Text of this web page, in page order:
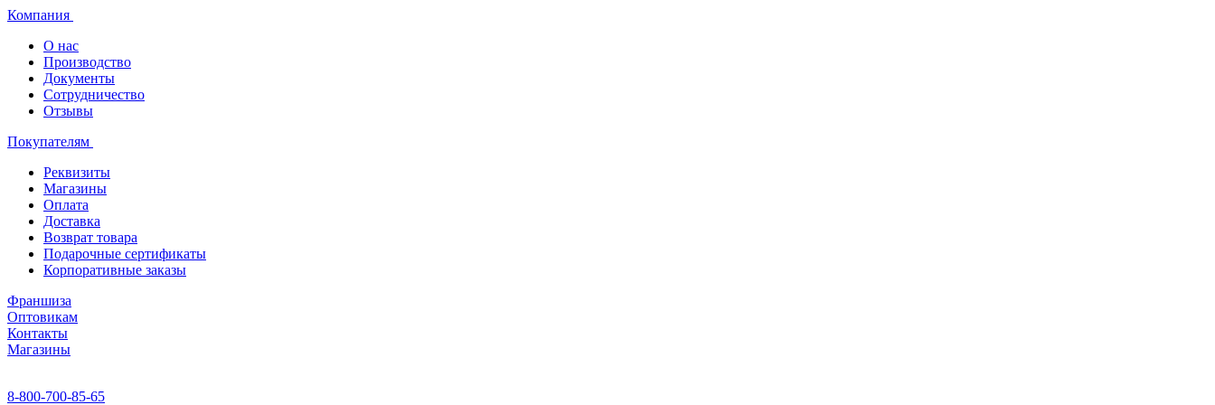
Компания
О нас
Производство
Документы
Сотрудничество
Отзывы
Покупателям
Реквизиты
Магазины
Оплата
Доставка
Возврат товара
Подарочные сертификаты
Корпоративные заказы
Франшиза
Оптовикам
Контакты
Магазины
8-800-700-85-65